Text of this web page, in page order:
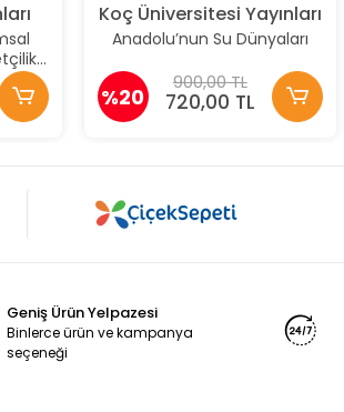
Koç Üniversitesi Yayınları
Anadolu’nun Su Dünyaları
%20
900,00 TL
720,00 TL
Geniş Ürün Yelpazesi
Binlerce ürün ve kampanya
seçeneği